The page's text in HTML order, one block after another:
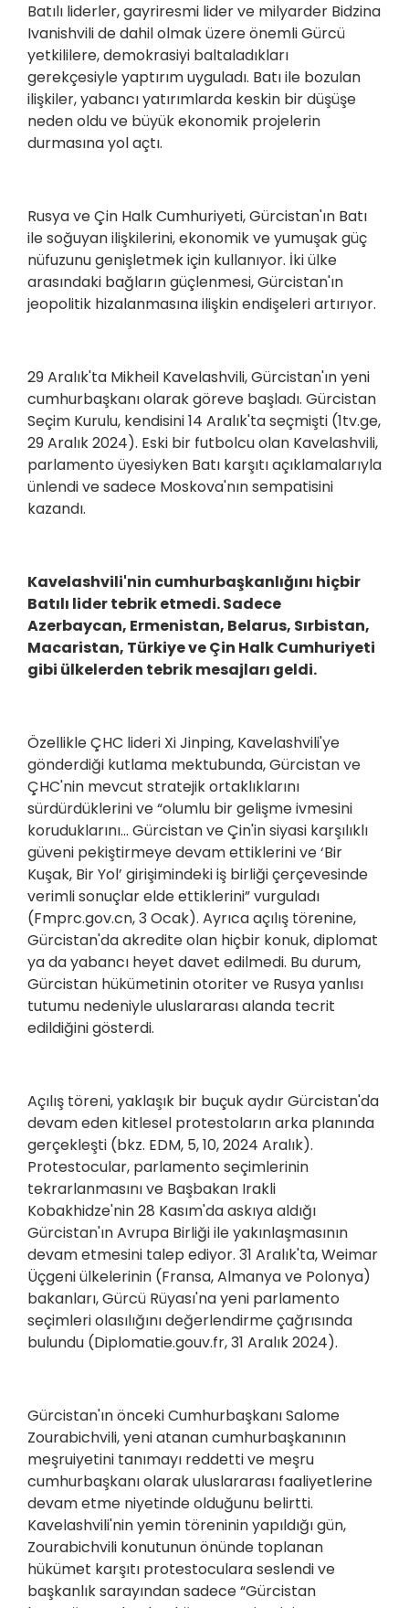
Batılı liderler, gayriresmi lider ve milyarder Bidzina
Ivanishvili de dahil olmak üzere önemli Gürcü
yetkililere, demokrasiyi baltaladıkları
gerekçesiyle yaptırım uyguladı. Batı ile bozulan
ilişkiler, yabancı yatırımlarda keskin bir düşüşe
neden oldu ve büyük ekonomik projelerin
durmasına yol açtı.
Rusya ve Çin Halk Cumhuriyeti, Gürcistan'ın Batı
ile soğuyan ilişkilerini, ekonomik ve yumuşak güç
nüfuzunu genişletmek için kullanıyor. İki ülke
arasındaki bağların güçlenmesi, Gürcistan'ın
jeopolitik hizalanmasına ilişkin endişeleri artırıyor.
29 Aralık'ta Mikheil Kavelashvili, Gürcistan'ın yeni
cumhurbaşkanı olarak göreve başladı. Gürcistan
Seçim Kurulu, kendisini 14 Aralık'ta seçmişti (1tv.ge,
29 Aralık 2024). Eski bir futbolcu olan Kavelashvili,
parlamento üyesiyken Batı karşıtı açıklamalarıyla
ünlendi ve sadece Moskova'nın sempatisini
kazandı.
Kavelashvili'nin cumhurbaşkanlığını hiçbir
Batılı lider tebrik etmedi. Sadece
Azerbaycan, Ermenistan, Belarus, Sırbistan,
Macaristan, Türkiye ve Çin Halk Cumhuriyeti
gibi ülkelerden tebrik mesajları geldi.
Özellikle ÇHC lideri Xi Jinping, Kavelashvili'ye
gönderdiği kutlama mektubunda, Gürcistan ve
ÇHC'nin mevcut stratejik ortaklıklarını
sürdürdüklerini ve “olumlu bir gelişme ivmesini
koruduklarını... Gürcistan ve Çin'in siyasi karşılıklı
güveni pekiştirmeye devam ettiklerini ve ‘Bir
Kuşak, Bir Yol’ girişimindeki iş birliği çerçevesinde
verimli sonuçlar elde ettiklerini” vurguladı
(Fmprc.gov.cn, 3 Ocak). Ayrıca açılış törenine,
Gürcistan'da akredite olan hiçbir konuk, diplomat
ya da yabancı heyet davet edilmedi. Bu durum,
Gürcistan hükümetinin otoriter ve Rusya yanlısı
tutumu nedeniyle uluslararası alanda tecrit
edildiğini gösterdi.
Açılış töreni, yaklaşık bir buçuk aydır Gürcistan'da
devam eden kitlesel protestoların arka planında
gerçekleşti (bkz. EDM, 5, 10, 2024 Aralık).
Protestocular, parlamento seçimlerinin
tekrarlanmasını ve Başbakan Irakli
Kobakhidze'nin 28 Kasım'da askıya aldığı
Gürcistan'ın Avrupa Birliği ile yakınlaşmasının
devam etmesini talep ediyor. 31 Aralık'ta, Weimar
Üçgeni ülkelerinin (Fransa, Almanya ve Polonya)
bakanları, Gürcü Rüyası'na yeni parlamento
seçimleri olasılığını değerlendirme çağrısında
bulundu (Diplomatie.gouv.fr, 31 Aralık 2024).
Gürcistan'ın önceki Cumhurbaşkanı Salome
Zourabichvili, yeni atanan cumhurbaşkanının
meşruiyetini tanımayı reddetti ve meşru
cumhurbaşkanı olarak uluslararası faaliyetlerine
devam etme niyetinde olduğunu belirtti.
Kavelashvili'nin yemin töreninin yapıldığı gün,
Zourabichvili konutunun önünde toplanan
hükümet karşıtı protestoculara seslendi ve
başkanlık sarayından sadece “Gürcistan